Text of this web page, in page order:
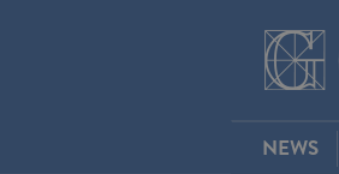
NEWS